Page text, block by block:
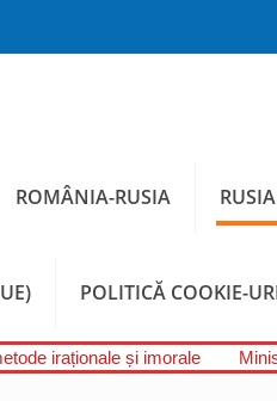
ROMÂNIA-RUSIA
POLITICĂ COOKIE-
iraționale și imorale